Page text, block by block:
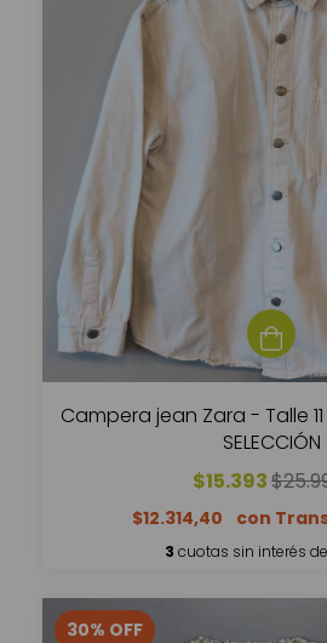
Campera jean Zara - Talle
SELECCIÓN
$15.393
$12.314,40
3 cuotas sin interés de
30% OFF